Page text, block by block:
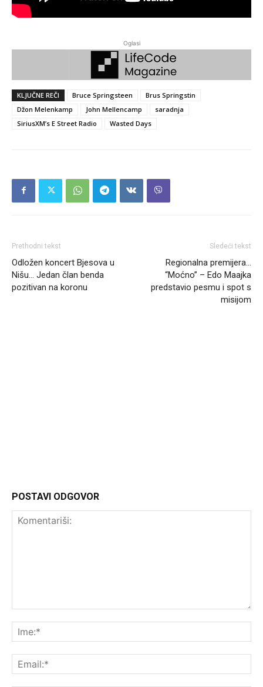
Oglasi
KLJUČNE REČI Bruce Springsteen
Brus Springstin
Džon Melenkamp
John Mellencamp
saradnja
SiriusXM’s E Street Radio
Wasted Days
Prethodni tekst
Odložen koncert Bjesova u
Nišu… Jedan član benda
pozitivan na koronu
Sledeći tekst
Regionalna premijera…
“Moćno” – Edo Maajka
predstavio pesmu i spot s
misijom
POSTAVI ODGOVOR